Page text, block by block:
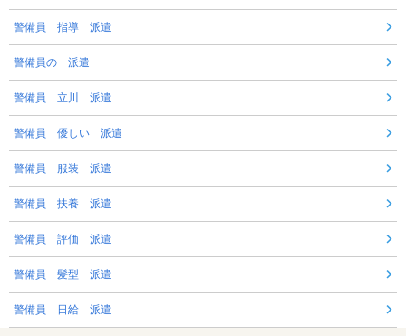
警備員 指導 派遣
警備員の 派遣
警備員 立川 派遣
警備員 優しい 派遣
警備員 服装 派遣
警備員 扶養 派遣
警備員 評価 派遣
警備員 髪型 派遣
警備員 日給 派遣